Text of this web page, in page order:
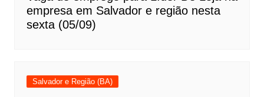
empresa em Salvador e região nesta
sexta (05/09)
Salvador e Região (BA)